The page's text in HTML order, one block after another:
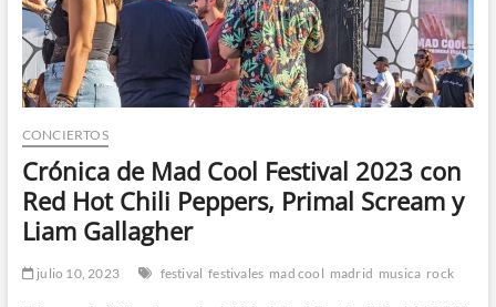
ú
CONCIERTOS
Crónica de Mad Cool Festival 2023 con
Red Hot Chili Peppers, Primal Scream y
Liam Gallagher
julio 10, 2023 festival festivales mad cool madrid musica rock